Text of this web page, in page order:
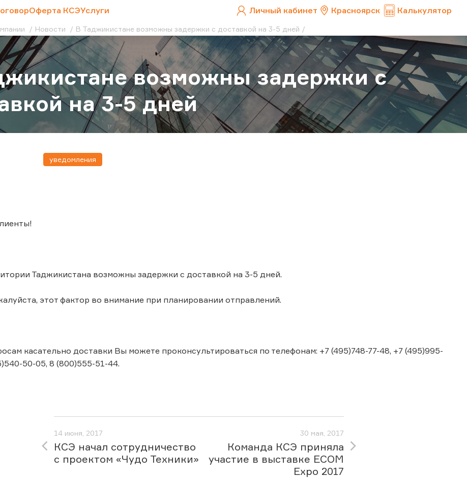
Оферта КСЭУслуги Личный кабинет Красноярск Калькулятор
Новости В Таджикистане возможны задержки с доставкой на 3-5 дней
возможны задержки с
на 3-5 дней
уведомления
Таджикистана возможны задержки с доставкой на 3-5 дней.
этот фактор во внимание при планировании отправлений.
касательно доставки Вы можете проконсультироваться по телефонам: +7 (495)748-77-48, +7 (495)995-
50-05, 8 (800)555-51-44.
14 июня, 2017
КСЭ начал сотрудничество
с проектом «Чудо Техники»
30 мая, 2017
Команда КСЭ приняла
участие в выставке ECOM
Expo 2017